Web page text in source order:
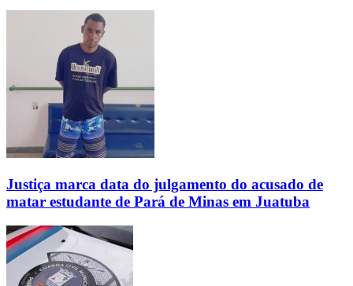
Justiça marca data do julgamento do acusado de
matar estudante de Pará de Minas em Juatuba